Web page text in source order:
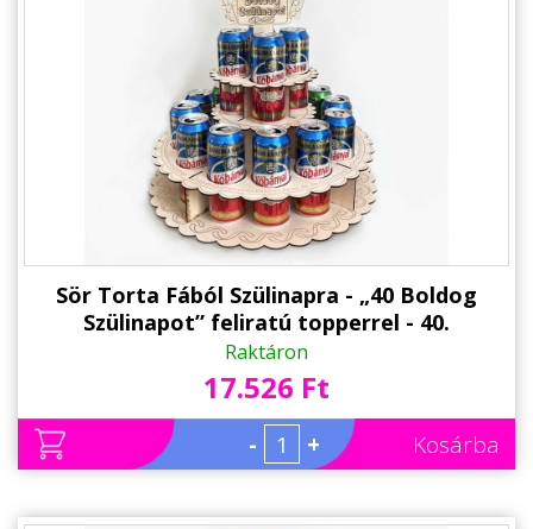
Sör Torta Fából Szülinapra - „40 Boldog
Szülinapot” feliratú topperrel - 40.
Születésnapi ajándék sörimádóknak
Raktáron
17.526 Ft
- + Kosárba